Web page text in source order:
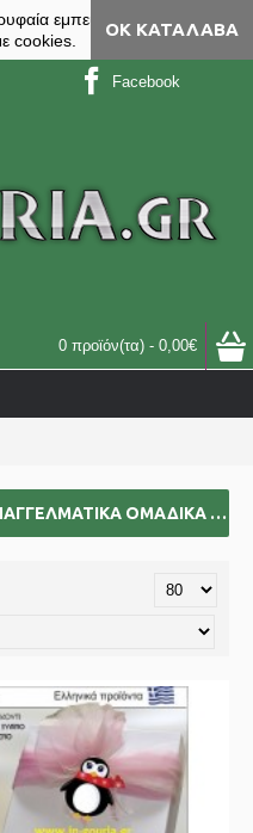
εμπειρία, στο site
cookies.
ΟΚ ΚΑΤΆΛΑΒΑ
Facebook
0 προϊόν(τα) - 0,00€
δώρα επαγγελματικά
ΠΙΓΚΟΥΙΝΟΙ ΓΟΎΡΙΑ-ΔΏΡΑ ΕΠΑΓΓΕΛΜΑΤΙΚΆ ΟΜΑΔΙΚΆ ΕΠΙΧΕΙΡΗΜΑΤΙΚΆ ΓΙΑ BAZZAR ΣΧΟΛΕΊΑ ΣΥΛΛΌΓΟΥΣ 2025